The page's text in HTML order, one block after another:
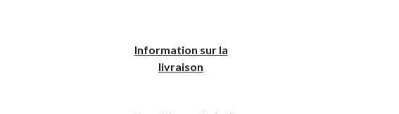
Information sur la
livraison